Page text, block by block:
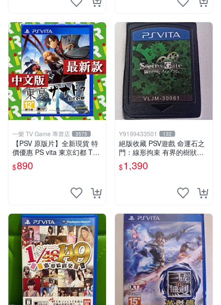
一樂 TV Game 專賣店 3575
【PSV 原版片】全新現貨 特
價優惠 PS vita 東京幻都 TOK
YO XANADU 中文版【台中一
樂電玩】
$890
Y9199433501 132
絕版收藏 PSV遊戲 命運石之
門：線形拘束 有界的樹狀圖
日版 VLJM-30061
$1,390